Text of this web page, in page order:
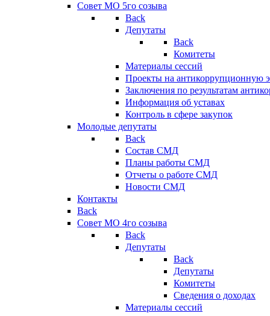
Совет МО 5го созыва
Back
Депутаты
Back
Комитеты
Материалы сессий
Проекты на антикоррупционную
Заключения по результатам
Информация об уставах
Контроль в сфере закупок
Молодые депутаты
Back
Состав СМД
Планы работы СМД
Отчеты о работе СМД
Новости СМД
Контакты
Back
Совет МО 4го созыва
Back
Депутаты
Back
Депутаты
Комитеты
Сведения о доходах
Материалы сессий